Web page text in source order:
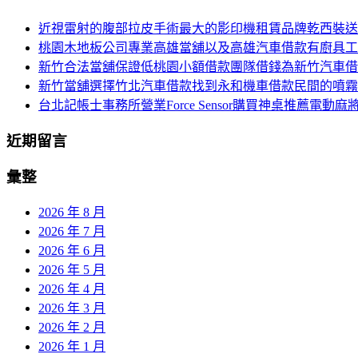
近視雷射的腹部拉皮手術最大的影印機租賃品牌乾西裝
桃園木地板公司專業高雄當舖以及高雄汽車借款有廚具
新竹合法當舖保證低桃園小額借款團隊借錢為新竹汽車
新竹當舖選擇竹北汽車借款找到永和機車借款民間的噴
台北記帳士事務所營業Force Sensor購買神桌推薦電動麻
近期留言
彙整
2026 年 8 月
2026 年 7 月
2026 年 6 月
2026 年 5 月
2026 年 4 月
2026 年 3 月
2026 年 2 月
2026 年 1 月